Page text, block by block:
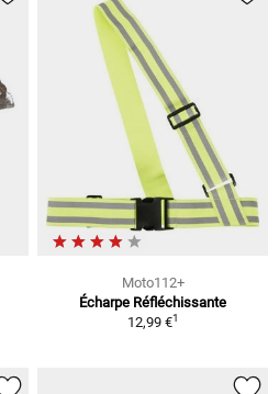
Moto112+
Écharpe Réfléchissante
12,99 €1